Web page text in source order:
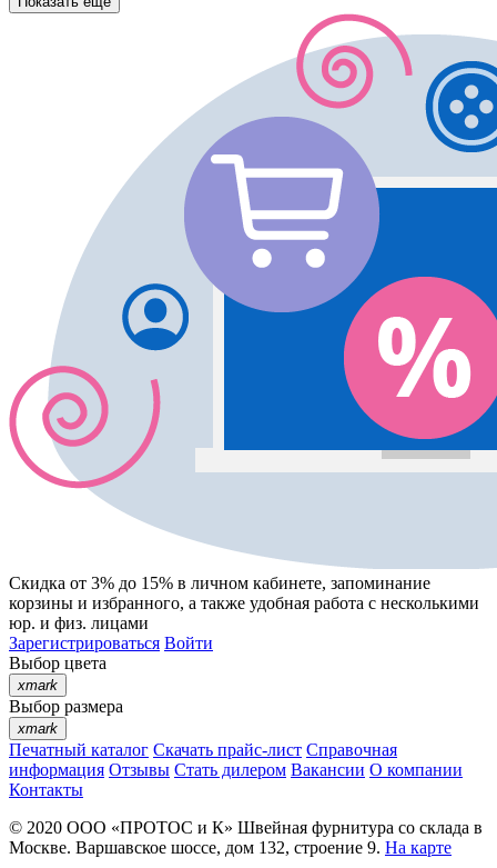
Скидка от 3% до 15% в личном кабинете, запоминание
корзины и избранного, а также удобная работа с несколькими
юр. и физ. лицами
Зарегистрироваться Войти
Выбор цвета
xmark
Выбор размера
xmark
Печатный каталог Скачать прайс-лист Справочная
информация Отзывы Стать дилером Вакансии О компании
Контакты
© 2020 ООО «ПРОТОС и К» Швейная фурнитура со склада в
Москве. Варшавское шоссе, дом 132, строение 9. На карте